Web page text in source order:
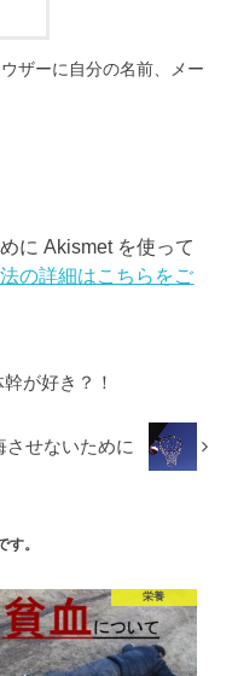
ザーに自分の名前、メー
に Akismet を使って
の詳細はこちらをご
が好き？！
させないために
す。
栄養